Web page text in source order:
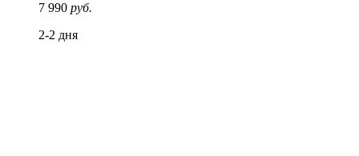
7 990 руб.
2-2 дня